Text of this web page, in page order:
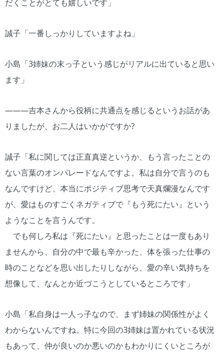
だくことがとても嬉しいです」
誠子「一番しっかりしていますよね」
小島「3姉妹の末っ子という感じがリアルに出ていると思い
ます」
―――吉本さんから役柄に共通点を感じるというお話があ
りましたが、お二人はいかがですか?
誠子「私に関しては正直真逆というか、もう言ったことの
ない言葉のオンパレードなんですよ。私は自分で言うのも
なんですけど、本当にポジティブ思考で天真爛漫なんです
が、愛はものすごくネガティブで『もう死にたい』という
ようなことを言うんです。
でも何しろ私は『死にたい』と思ったことは一度もあり
ませんから、自分の中で最も辛かった、体を張った仕事の
時のことなどを思い出したりしながら、愛の辛い気持ちを
想像して、なんとか近づこうとしているところです」
小島「私自身は一人っ子なので、まず姉妹の関係性がよく
わからないんですね。特に今回の3姉妹は置かれている状況
もあって、仲が良いのか悪いのかもわかりにくいところが